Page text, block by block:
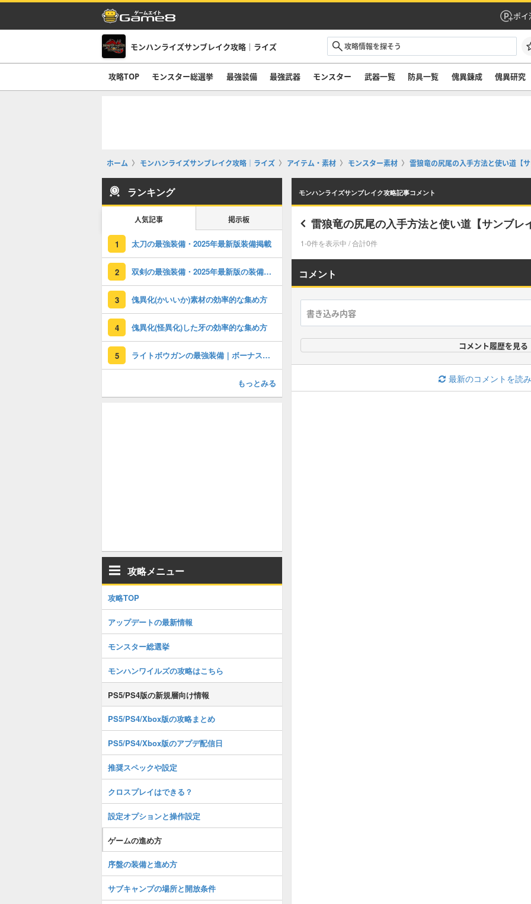
ポイ
モンハンライズサンブレイク攻略｜ライズ
攻略TOP モンスター総選挙 最強装備 最強武器 モンスター 武器一覧 防具一覧 傀異錬成 傀異研究
ホーム モンハンライズサンブレイク攻略｜ライズ アイテム・素材 モンスター素材 雷狼竜の尻尾の入手方法と使い道【サ
モンハンライズサンブレイク攻略記事コメント
雷狼竜の尻尾の入手方法と使い道【サンブレ
1-0件を表示中 / 合計0件
コメント
コメント履歴を見る
最新のコメントを読
ランキング
人気記事 掲示板
1 太刀の最強装備・2025年最新版装備掲載
2 双剣の最強装備・2025年最新版の装備掲載
3 傀異化(かいいか)素材の効率的な集め方
4 傀異化(怪異化)した牙の効率的な集め方
5 ライトボウガンの最強装備｜ボーナスアプデ対応
もっとみる
攻略メニュー
攻略TOP
アップデートの最新情報
モンスター総選挙
モンハンワイルズの攻略はこちら
PS5/PS4版の新規層向け情報
PS5/PS4/Xbox版の攻略まとめ
PS5/PS4/Xbox版のアプデ配信日
推奨スペックや設定
クロスプレイはできる？
設定オプションと操作設定
ゲームの進め方
序盤の装備と進め方
サブキャンプの場所と開放条件